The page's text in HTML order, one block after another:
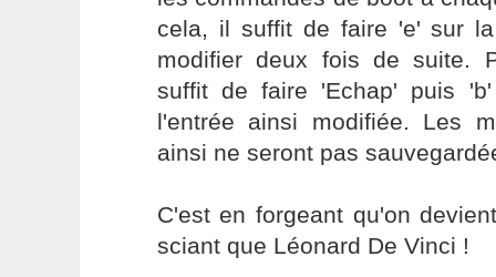
cela, il suffit de faire 'e' sur
modifier deux fois de suite.
suffit de faire 'Echap' puis
l'entrée ainsi modifiée. Les
ainsi ne seront pas
C'est en forgeant qu'on
sciant que Léonard De Vinci !